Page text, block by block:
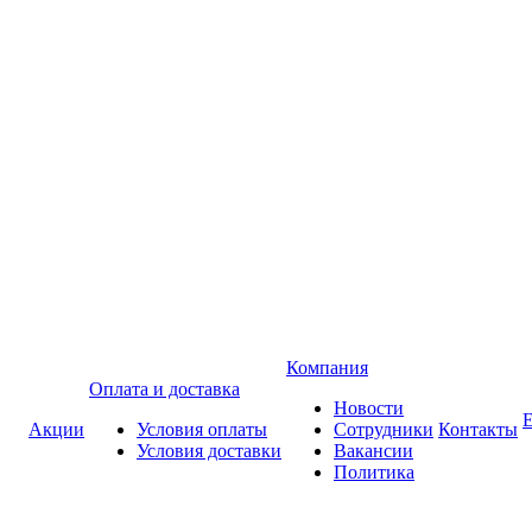
Акции
Оплата и доставка
Условия оплаты
Условия доставки
Компания
Новости
Сотрудники
Вакансии
Политика
Контакты